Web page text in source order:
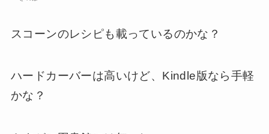
スコーンのレシピも載っているのかな？
ハードカーバーは高いけど、Kindle版なら手軽
かな？